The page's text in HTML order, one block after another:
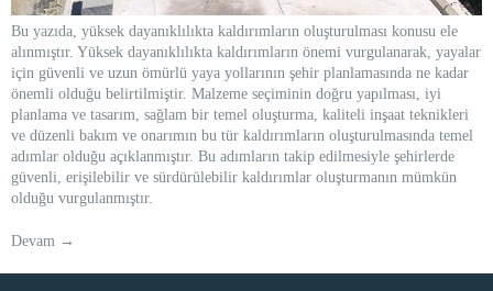
Bu yazıda, yüksek dayanıklılıkta kaldırımların oluşturulması konusu ele
alınmıştır. Yüksek dayanıklılıkta kaldırımların önemi vurgulanarak, yayalar
için güvenli ve uzun ömürlü yaya yollarının şehir planlamasında ne kadar
önemli olduğu belirtilmiştir. Malzeme seçiminin doğru yapılması, iyi
planlama ve tasarım, sağlam bir temel oluşturma, kaliteli inşaat teknikleri
ve düzenli bakım ve onarımın bu tür kaldırımların oluşturulmasında temel
adımlar olduğu açıklanmıştır. Bu adımların takip edilmesiyle şehirlerde
güvenli, erişilebilir ve sürdürülebilir kaldırımlar oluşturmanın mümkün
olduğu vurgulanmıştır.
Devam →